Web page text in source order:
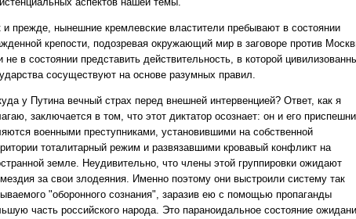
и прежде, нынешние кремлевские властители пребывают в состоянии
крепости, подозревая окружающий мир в заговоре против
не в состоянии представить действительность, в которой
сосуществуют на основе разумных правил.
у Путина вечный страх перед внешней интервенцией? Ответ, как я
заключается в том, что этот диктатор осознает: он и его
военными преступниками, установившими на собственной
тоталитарный режим и развязавшими кровавый конфликт на
земле. Неудивительно, что члены этой группировки ожидают
за свои злодеяния. Именно поэтому они выстроили систему так
"оборонного сознания", заразив ею с помощью пропаганды
часть российского народа. Это параноидальное состояние